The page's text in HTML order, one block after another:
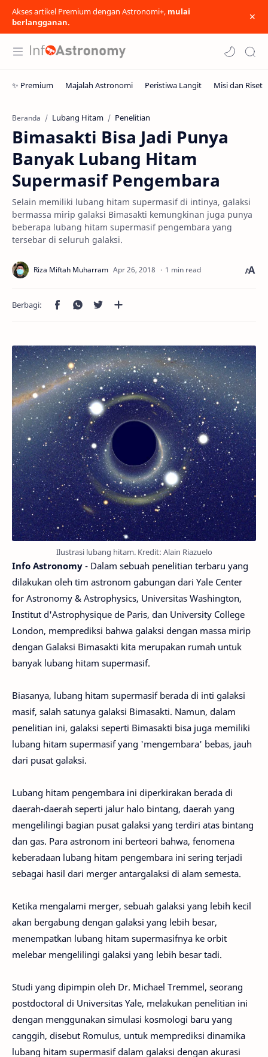
Akses artikel Premium dengan Astronomi+, mulai
berlangganan.
Beranda Lubang Hitam Penelitian
Bimasakti Bisa Jadi Punya
Banyak Lubang Hitam
Supermasif Pengembara
Selain memiliki lubang hitam supermasif di intinya, galaksi
bermassa mirip galaksi Bimasakti kemungkinan juga punya
beberapa lubang hitam supermasif pengembara yang
tersebar di seluruh galaksi.
1 min read
Ilustrasi lubang hitam. Kredit: Alain Riazuelo
Info Astronomy - Dalam sebuah penelitian terbaru yang
dilakukan oleh tim astronom gabungan dari Yale Center
for Astronomy & Astrophysics, Universitas Washington,
Institut d'Astrophysique de Paris, dan University College
London, memprediksi bahwa galaksi dengan massa mirip
dengan Galaksi Bimasakti kita merupakan rumah untuk
banyak lubang hitam supermasif.
Biasanya, lubang hitam supermasif berada di inti galaksi
masif, salah satunya galaksi Bimasakti. Namun, dalam
penelitian ini, galaksi seperti Bimasakti bisa juga memiliki
lubang hitam supermasif yang 'mengembara' bebas, jauh
dari pusat galaksi.
Lubang hitam pengembara ini diperkirakan berada di
daerah-daerah seperti jalur halo bintang, daerah yang
mengelilingi bagian pusat galaksi yang terdiri atas bintang
dan gas. Para astronom ini berteori bahwa, fenomena
keberadaan lubang hitam pengembara ini sering terjadi
sebagai hasil dari merger antargalaksi di alam semesta.
Ketika mengalami merger, sebuah galaksi yang lebih kecil
akan bergabung dengan galaksi yang lebih besar,
menempatkan lubang hitam supermasifnya ke orbit
melebar mengelilingi galaksi yang lebih besar tadi.
Studi yang dipimpin oleh Dr. Michael Tremmel, seorang
postdoctoral di Universitas Yale, melakukan penelitian ini
dengan menggunakan simulasi kosmologi baru yang
canggih, disebut Romulus, untuk memprediksi dinamika
lubang hitam supermasif dalam galaksi dengan akurasi